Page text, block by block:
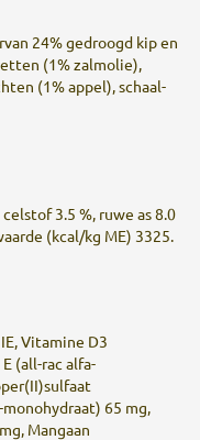
24% gedroogd kip en
(1% zalmolie),
(1% appel), schaal-
3.5 %, ruwe as 8.0
(kcal/kg ME) 3325.
Vitamine D3
(all-rac alfa-
65 mg,
Mangaan